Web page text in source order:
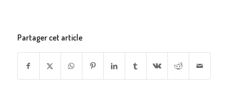
Partager cet article